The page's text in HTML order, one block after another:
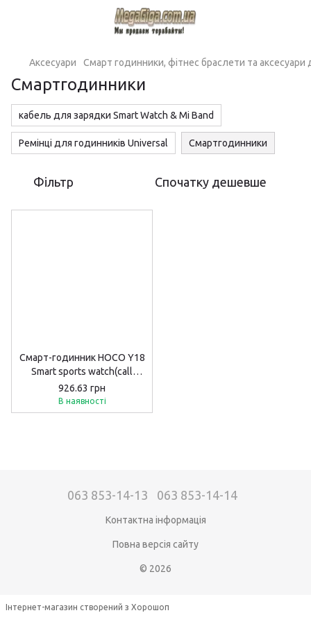
Аксесуари Смарт годинники, фітнес браслети та аксесуари
Смартгодинники
кабель для зарядки Smart Watch & Mi Band
Ремінці для годинників Universal Смартгодинники
Фільтр Спочатку дешевше
Смарт-годинник HOCO Y18
Smart sports watch(call
version) Black
926.63 грн
В наявності
063 853-14-13 063 853-14-14
Контактна інформація
Повна версія сайту
© 2026
Інтернет-магазин створений з Хорошоп